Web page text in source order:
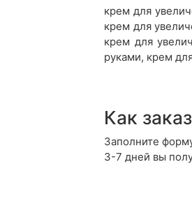
крем для
крем для
крем для
руками, крем
Как
Заполните
3-7 дней вы